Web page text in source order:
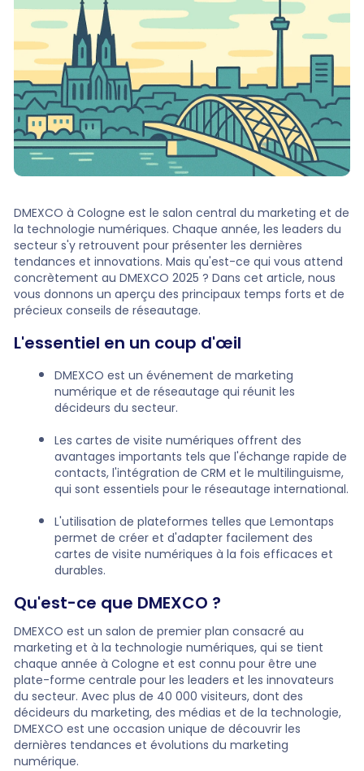
DMEXCO à Cologne est le salon central du marketing et de
la technologie numériques. Chaque année, les leaders du
secteur s'y retrouvent pour présenter les dernières
tendances et innovations. Mais qu'est-ce qui vous attend
concrètement au DMEXCO 2025 ? Dans cet article, nous
vous donnons un aperçu des principaux temps forts et de
précieux conseils de réseautage.
L'essentiel en un coup d'œil
DMEXCO est un événement de marketing
numérique et de réseautage qui réunit les
décideurs du secteur.
Les cartes de visite numériques offrent des
avantages importants tels que l'échange rapide de
contacts, l'intégration de CRM et le multilinguisme,
qui sont essentiels pour le réseautage international.
L'utilisation de plateformes telles que Lemontaps
permet de créer et d'adapter facilement des
cartes de visite numériques à la fois efficaces et
durables.
Qu'est-ce que DMEXCO ?
DMEXCO est un salon de premier plan consacré au
marketing et à la technologie numériques, qui se tient
chaque année à Cologne et est connu pour être une
plate-forme centrale pour les leaders et les innovateurs
du secteur. Avec plus de 40 000 visiteurs, dont des
décideurs du marketing, des médias et de la technologie,
DMEXCO est une occasion unique de découvrir les
dernières tendances et évolutions du marketing
numérique.